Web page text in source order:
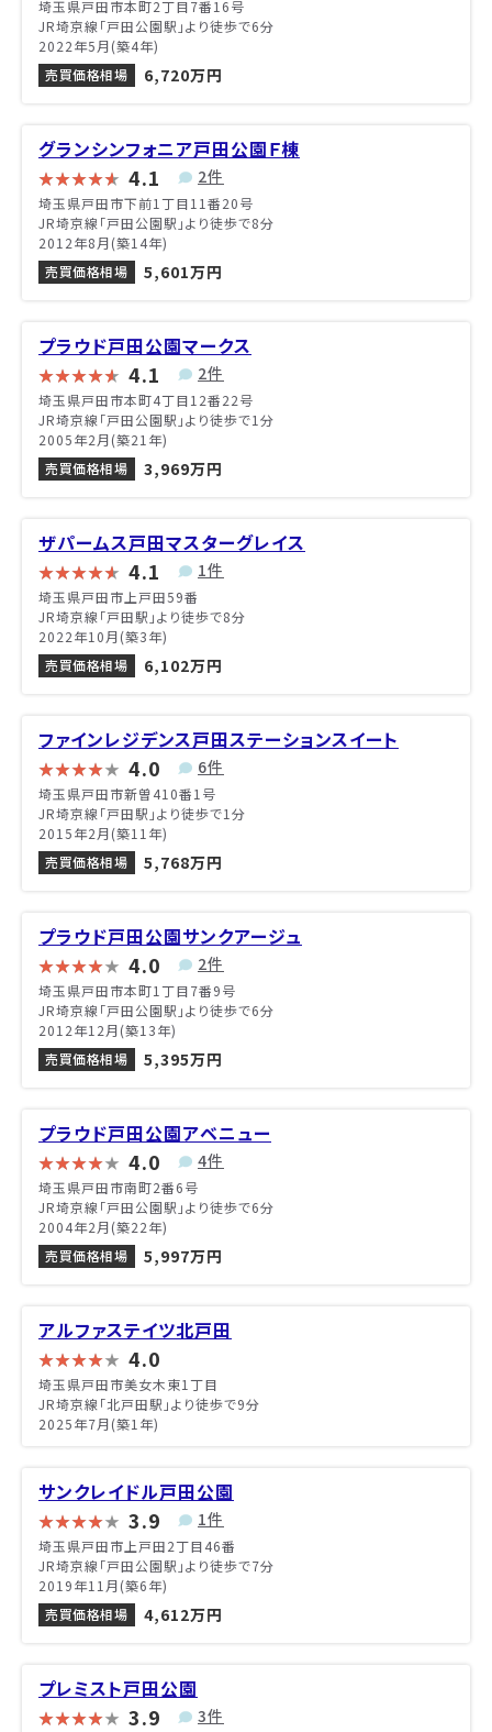
埼玉県戸田市本町2丁目7番16号
JR埼京線「戸田公園駅」より徒歩で6分
2022年5月(築4年)
売買価格相場
6,720万円
グランシンフォニア戸田公園Ｆ棟
4.1 2件
埼玉県戸田市下前1丁目11番20号
JR埼京線「戸田公園駅」より徒歩で8分
2012年8月(築14年)
売買価格相場
5,601万円
プラウド戸田公園マークス
4.1 2件
埼玉県戸田市本町4丁目12番22号
JR埼京線「戸田公園駅」より徒歩で1分
2005年2月(築21年)
売買価格相場
3,969万円
ザパームス戸田マスターグレイス
4.1 1件
埼玉県戸田市上戸田59番
JR埼京線「戸田駅」より徒歩で8分
2022年10月(築3年)
売買価格相場
6,102万円
ファインレジデンス戸田ステーションスイート
4.0 6件
埼玉県戸田市新曽410番1号
JR埼京線「戸田駅」より徒歩で1分
2015年2月(築11年)
売買価格相場
5,768万円
プラウド戸田公園サンクアージュ
4.0 2件
埼玉県戸田市本町1丁目7番9号
JR埼京線「戸田公園駅」より徒歩で6分
2012年12月(築13年)
売買価格相場
5,395万円
プラウド戸田公園アベニュー
4.0 4件
埼玉県戸田市南町2番6号
JR埼京線「戸田公園駅」より徒歩で6分
2004年2月(築22年)
売買価格相場
5,997万円
アルファステイツ北戸田
4.0
埼玉県戸田市美女木東1丁目
JR埼京線「北戸田駅」より徒歩で9分
2025年7月(築1年)
サンクレイドル戸田公園
3.9 1件
埼玉県戸田市上戸田2丁目46番
JR埼京線「戸田公園駅」より徒歩で7分
2019年11月(築6年)
売買価格相場
4,612万円
プレミスト戸田公園
3.9 3件